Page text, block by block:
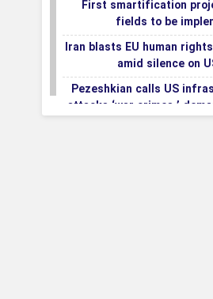
First smartification
fields to be
Iran blasts EU human
amid silence on
Pezeshkian calls US
attacks ‘war crimes,’